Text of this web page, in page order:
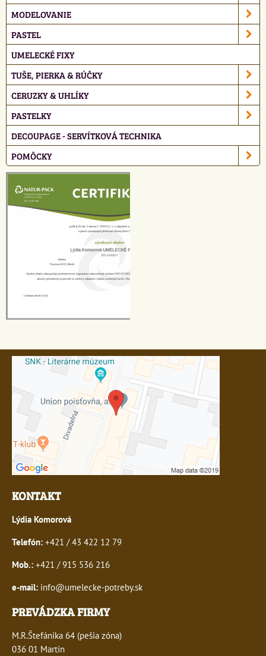
MODELOVANIE
PASTEL
UMELECKÉ FIXY
TUŠE, PIERKA & RÚČKY
CERUZKY & UHLÍKY
PASTELKY
DECOUPAGE - SERVÍTKOVÁ TECHNIKA
POMÔCKY
KONTAKT
Lýdia Komorová
Telefón: +421 / 43 422 12 79
Mob.: +421 / 915 536 216
e-mail: info@umelecke-potreby.sk
PREVÁDZKA FIRMY
M.R.Štefánika 64 (pešia zóna)
036 01 Martin